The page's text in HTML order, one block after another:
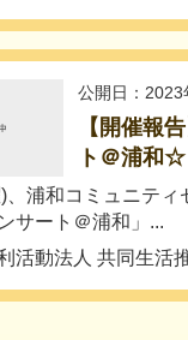
公開日：2023
【開催報
ト＠浦和
、浦和コミュニテ
サート＠浦和」...
活動法人 共同生活